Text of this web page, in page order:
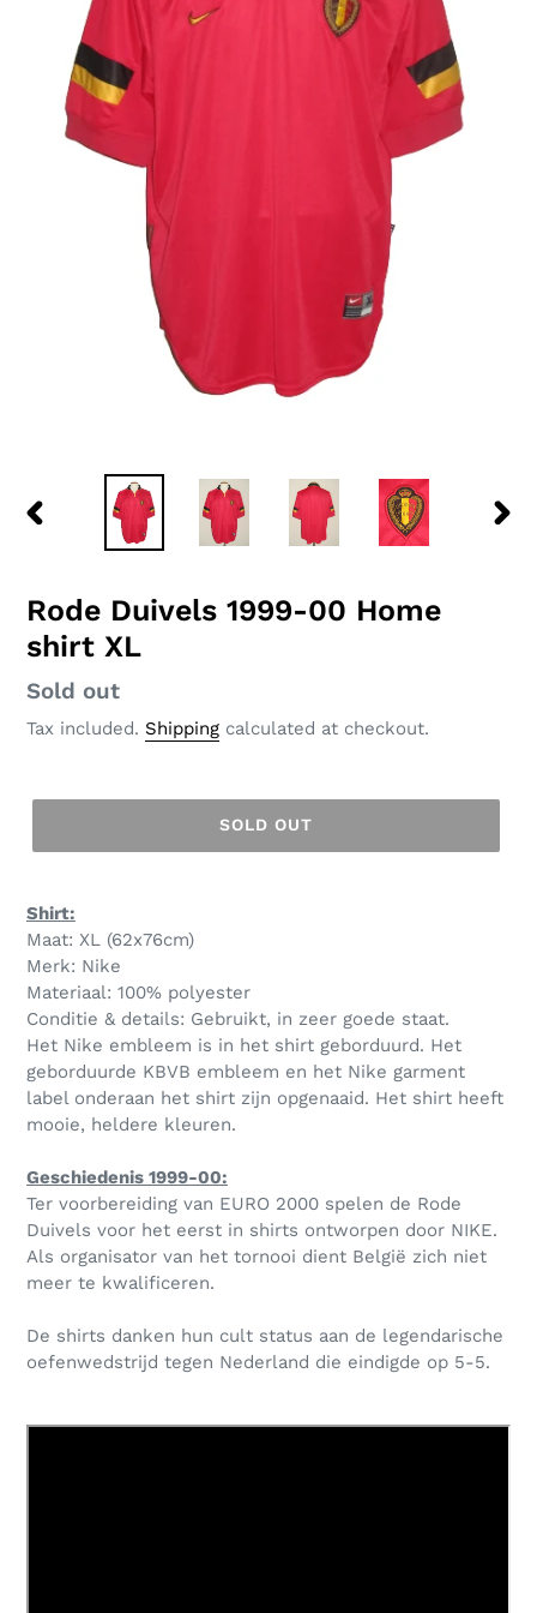
Rode Duivels 1999-00 Home
shirt XL
Regular
price
Sold out
Tax included. Shipping calculated at checkout.
SOLD OUT
Shirt:
Maat: XL (62x76cm)
Merk: Nike
Materiaal: 100% polyester
Conditie & details: Gebruikt, in zeer goede staat.
Het Nike embleem is in het shirt geborduurd. Het
geborduurde KBVB embleem en het Nike garment
label onderaan het shirt zijn opgenaaid. Het shirt heeft
mooie, heldere kleuren.
Geschiedenis 1999-00:
Ter voorbereiding van EURO 2000 spelen de Rode
Duivels voor het eerst in shirts ontworpen door NIKE.
Als organisator van het tornooi dient België zich niet
meer te kwalificeren.
De shirts danken hun cult status aan de legendarische
oefenwedstrijd tegen Nederland die eindigde op 5-5.